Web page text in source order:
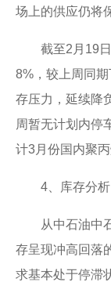
场上的供应仍将
截至2月19日
8%，较上周同
存压力，延续降
周暂无计划内停
计3月份国内聚
4、库存分析
从中石油中石
存呈现冲高回落
求基本处于停滞